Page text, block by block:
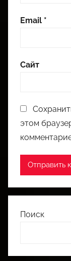
Email *
Сайт
этом
Поиск